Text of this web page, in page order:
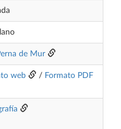
de Mur
web / Formato PDF